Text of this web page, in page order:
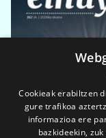
Cookieak erabiltzen
gure trafikoa
informazioa ere
bazkideekin,